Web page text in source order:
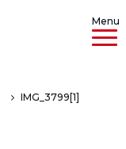
Menu
IMG_3799[1]